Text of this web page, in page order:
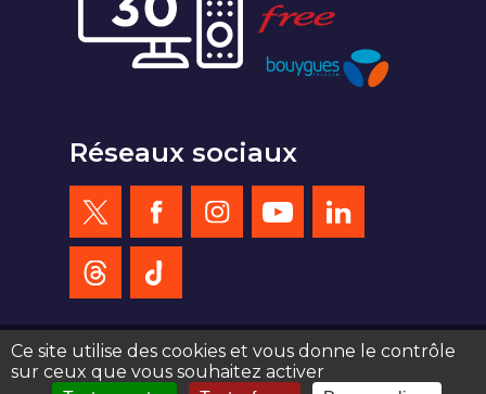
Réseaux sociaux
création site web : agence de communication Serious Team 360°
Ce site utilise des cookies et vous donne le contrôle
sur ceux que vous souhaitez activer